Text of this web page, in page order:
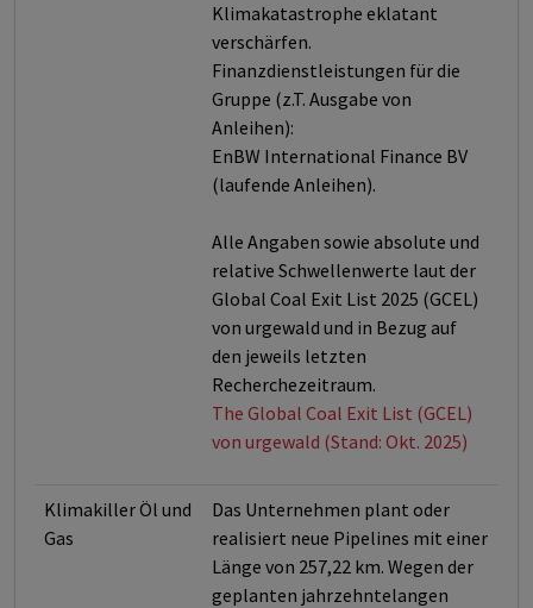
Klimakatastrophe eklatant
verschärfen.
Finanzdienstleistungen für die
Gruppe (z.T. Ausgabe von
Anleihen):
EnBW International Finance BV
(laufende Anleihen).
Alle Angaben sowie absolute und
relative Schwellenwerte laut der
Global Coal Exit List 2025 (GCEL)
von urgewald und in Bezug auf
den jeweils letzten
Recherchezeitraum.
The Global Coal Exit List (GCEL)
von urgewald (Stand: Okt. 2025)
Klimakiller Öl und
Gas
Das Unternehmen plant oder
realisiert neue Pipelines mit einer
Länge von 257,22 km. Wegen der
geplanten jahrzehntelangen